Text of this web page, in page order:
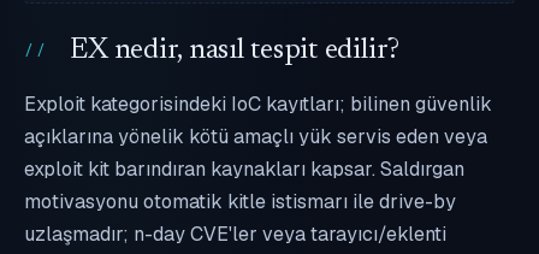
EX nedir, nasıl tespit edilir?
Exploit kategorisindeki IoC kayıtları; bilinen güvenlik
açıklarına yönelik kötü amaçlı yük servis eden veya
exploit kit barındıran kaynakları kapsar. Saldırgan
motivasyonu otomatik kitle istismarı ile drive-by
uzlaşmadır; n-day CVE'ler veya tarayıcı/eklenti